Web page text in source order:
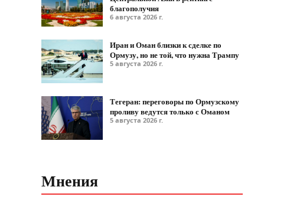
благополучия
6 августа 2026 г.
Иран и Оман близки к сделке по
Ормузу, но не той, что нужна Трампу
5 августа 2026 г.
Тегеран: переговоры по Ормузскому
проливу ведутся только с Оманом
5 августа 2026 г.
Мнения